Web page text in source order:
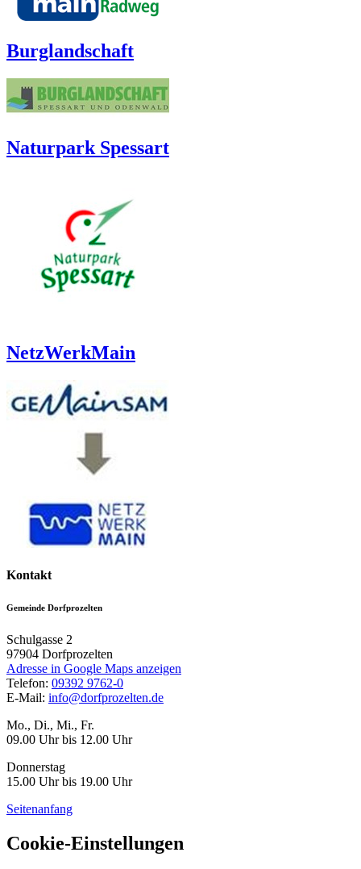
Burglandschaft
Naturpark Spessart
NetzWerkMain
Kontakt
Gemeinde Dorfprozelten
Schulgasse 2
97904 Dorfprozelten
Adresse in Google Maps anzeigen
Telefon: 09392 9762-0
E-Mail: info@dorfprozelten.de
Mo., Di., Mi., Fr.
09.00 Uhr bis 12.00 Uhr
Donnerstag
15.00 Uhr bis 19.00 Uhr
Seitenanfang
Cookie-Einstellungen